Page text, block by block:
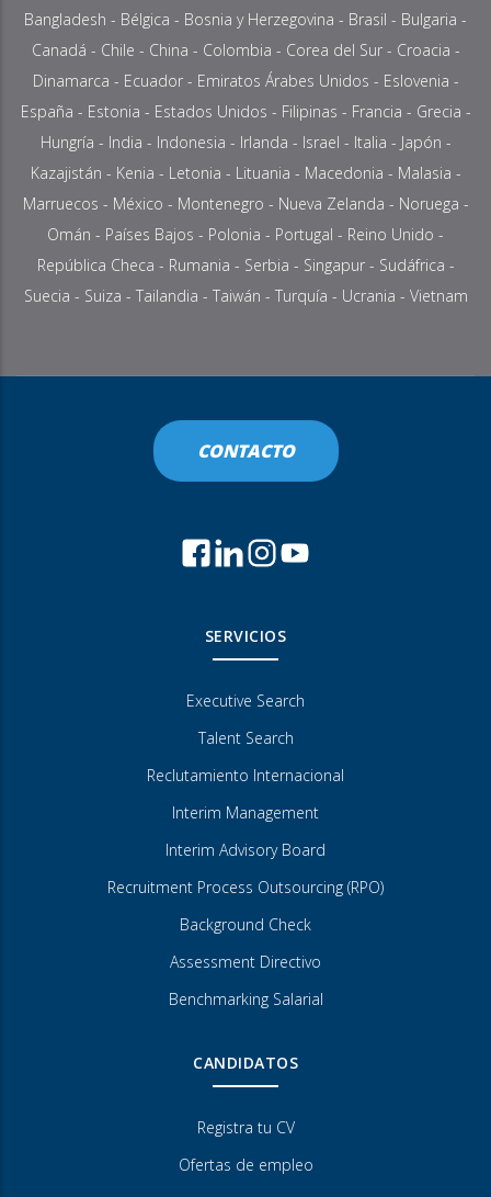
Bangladesh - Bélgica - Bosnia y Herzegovina - Brasil - Bulgaria -
Canadá - Chile - China - Colombia - Corea del Sur - Croacia -
Dinamarca - Ecuador- Emiratos Árabes Unidos - Eslovenia -
España - Estonia - Estados Unidos - Filipinas - Francia - Grecia -
Hungría - India - Indonesia - Irlanda - Israel - Italia - Japón -
Kazajistán - Kenia - Letonia - Lituania - Macedonia - Malasia -
Marruecos - México - Montenegro - Nueva Zelanda - Noruega -
Omán - Países Bajos - Polonia - Portugal - Reino Unido -
República Checa - Rumania - Serbia - Singapur- Sudáfrica -
Suecia - Suiza - Tailandia - Taiwán - Turquía - Ucrania - Vietnam
CONTACTO
SERVICIOS
Executive Search
Talent Search
Reclutamiento Internacional
Interim Management
Interim Advisory Board
Recruitment Process Outsourcing (RPO)
Background Check
Assessment Directivo
Benchmarking Salarial
CANDIDATOS
Registra tu CV
Ofertas de empleo